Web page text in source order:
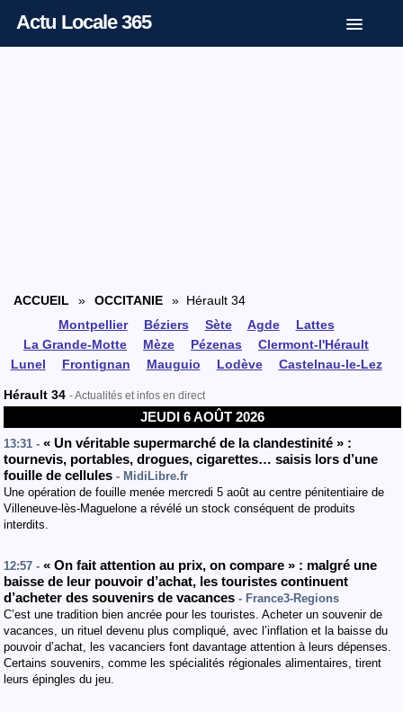
Actu Locale 365
ACCUEIL » OCCITANIE
» Hérault 34
Montpellier
Béziers Sète Agde
Lattes
La Grande-Motte
Mèze Pézenas
Clermont-l'Hérault
Lunel
Frontignan Mauguio Lodève Castelnau-le-Lez
Hérault 34 - Actualités et infos en direct
JEUDI 6 AOÛT 2026
13:31 - « Un véritable supermarché de la clandestinité » :
tournevis, portables, drogues, cigarettes… saisis lors d’une
fouille de cellules - MidiLibre.fr
Une opération de fouille menée mercredi 5 août au centre pénitentiaire de
Villeneuve-lès-Maguelone a révélé un stock conséquent de produits
interdits.
12:57 - « On fait attention au prix, on compare » : malgré une
baisse de leur pouvoir d’achat, les touristes continuent
d’acheter des souvenirs de vacances - France3-Regions
C’est une tradition bien ancrée pour les touristes. Acheter un souvenir de
vacances, un rituel devenu plus compliqué, avec l’inflation et la baisse du
pouvoir d’achat, les vacanciers font davantage attention à leurs dépenses.
Certains souvenirs, comme les spécialités régionales alimentaires, tirent
leurs épingles du jeu.